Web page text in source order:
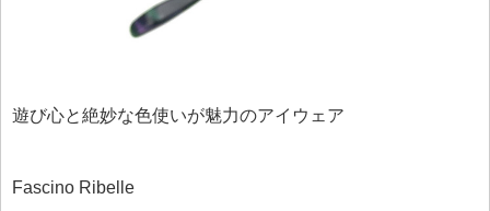
遊び心と絶妙な色使いが魅力のアイウェア
Fascino Ribelle